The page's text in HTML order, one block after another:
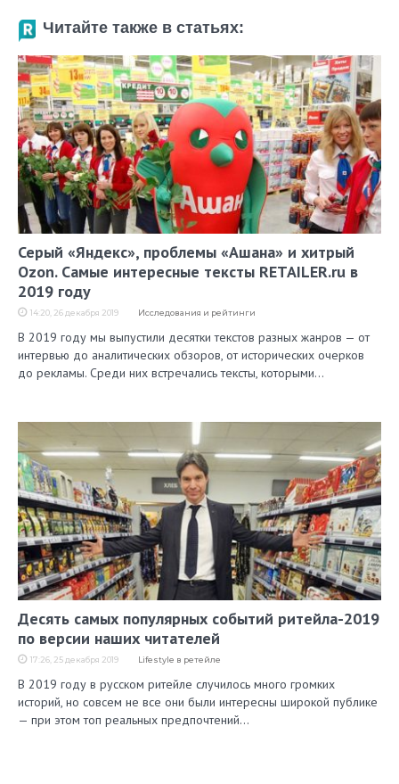
Читайте также в статьях:
Серый «Яндекс», проблемы «Ашана» и хитрый
Ozon. Самые интересные тексты RETAILER.ru в
2019 году
14:20, 26 декабря 2019 Исследования и рейтинги
В 2019 году мы выпустили десятки текстов разных жанров — от
интервью до аналитических обзоров, от исторических очерков
до рекламы. Среди них встречались тексты, которыми…
Десять самых популярных событий ритейла-2019
по версии наших читателей
17:26, 25 декабря 2019 Lifestyle в ретейле
В 2019 году в русском ритейле случилось много громких
историй, но совсем не все они были интересны широкой публике
— при этом топ реальных предпочтений…